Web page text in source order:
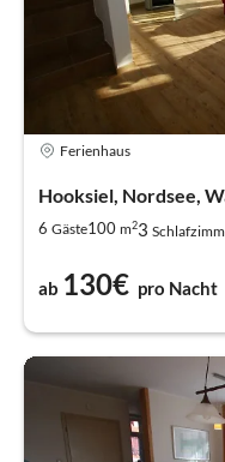
Ferienhaus
Hooksiel, Nordsee,
6 Gäste100 m23
ab 130€ pro Nacht